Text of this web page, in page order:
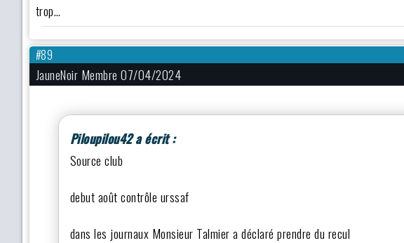
trop…
#89
JauneNoir Membre 07/04/2024
Piloupilou42 a écrit :
Source club
debut août contrôle urssaf
dans les journaux Monsieur Talmier a déclaré prendre du recul